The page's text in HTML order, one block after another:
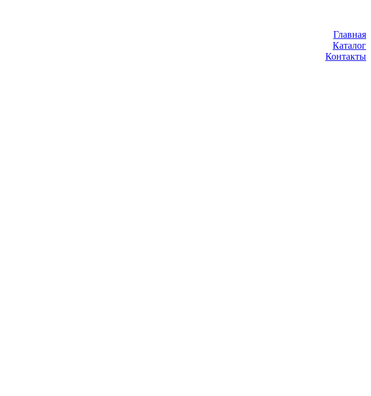
Главная
Каталог
Контакты